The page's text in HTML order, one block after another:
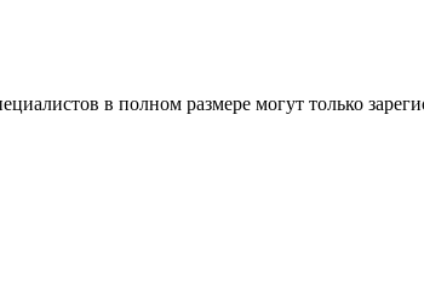
в полном размере могут только